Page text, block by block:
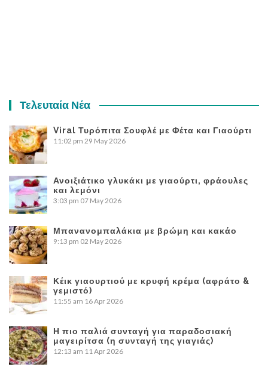
Τελευταία Νέα
Viral Τυρόπιτα Σουφλέ με Φέτα και Γιαούρτι
11:02 pm 29 May 2026
Ανοιξιάτικο γλυκάκι με γιαούρτι, φράουλες
και λεμόνι
3:03 pm 07 May 2026
Μπανανομπαλάκια με βρώμη και κακάο
9:13 pm 02 May 2026
Κέικ γιαουρτιού με κρυφή κρέμα (αφράτο &
γεμιστό)
11:55 am 16 Apr 2026
Η πιο παλιά συνταγή για παραδοσιακή
μαγειρίτσα (η συνταγή της γιαγιάς)
12:13 am 11 Apr 2026